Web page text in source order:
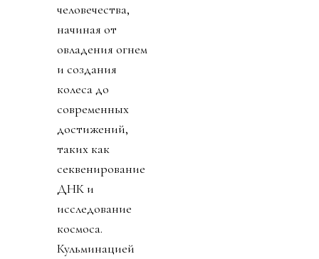
человечества,
начиная от
овладения огнем
и создания
колеса до
современных
достижений,
таких как
секвенирование
ДНК и
исследование
космоса.
Кульминацией